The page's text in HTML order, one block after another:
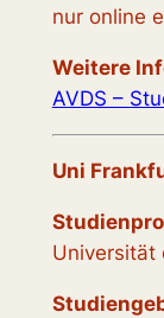
nur online
Weitere
AVDS –
Uni
Universität